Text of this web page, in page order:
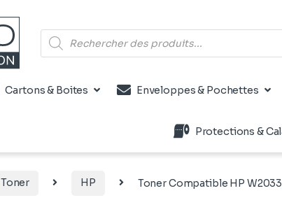
Recherche de produits
Cartons & Boites Enveloppes & Pochettes
Protections &
Toner HP Toner Compatible HP